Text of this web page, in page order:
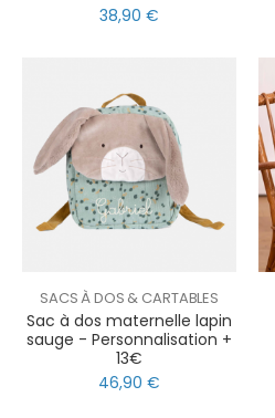
38,90 €
SACS À DOS & CARTABLES
Sac à dos maternelle lapin
sauge - Personnalisation +
13€
46,90 €